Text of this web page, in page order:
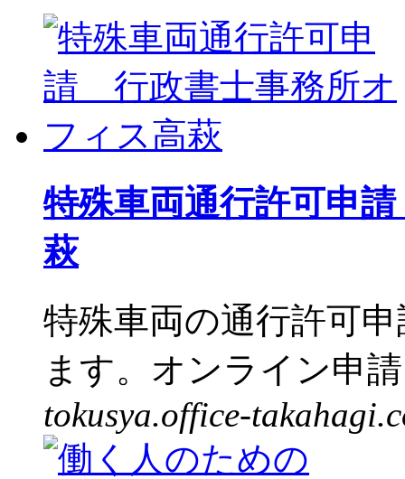
特殊車両通行許可申
萩
特殊車両の通行許可
ます。オンライン申
tokusya.office-